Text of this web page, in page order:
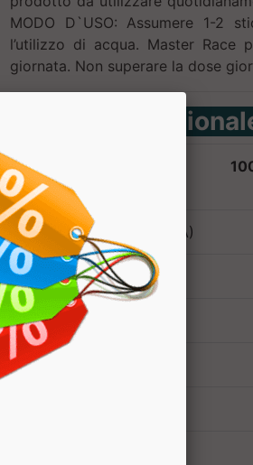
MODO D`USO: Assumere 1-2
l’utilizzo di acqua. Master Race
giornata. Non superare la dose
Tabella
Componente
Acidi grassi cetilati (CFA)
Collagene idrolizzato
Glucosamina
Condroitin solfato